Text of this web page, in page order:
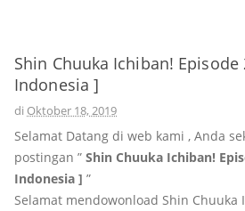
Shin Chuuka Ichiban!
Indonesia ]
di Oktober 18, 2019
Selamat Datang di web kami , Anda
postingan ” Shin Chuuka Ichiban!
Indonesia ] ”
Selamat mendowonload Shin Chuuka